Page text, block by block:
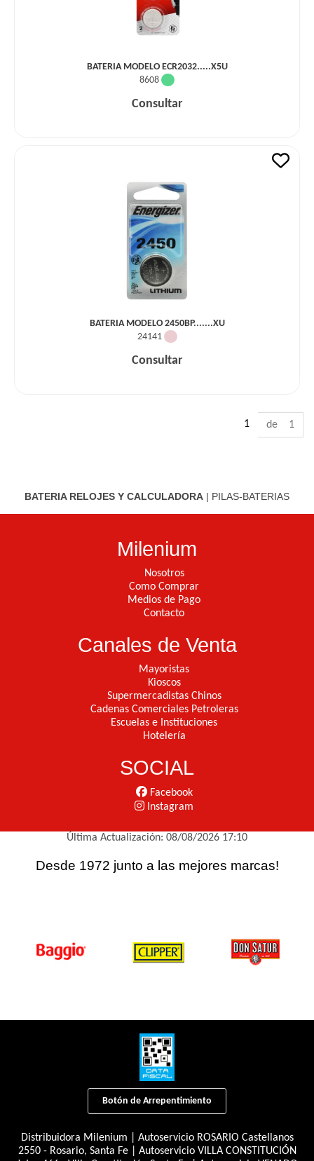
BATERIA MODELO ECR2032.....X5U
8608
Consultar
BATERIA MODELO 2450BP.......XU
24141
Consultar
1 de 1
BATERIA RELOJES Y CALCULADORA | PILAS-BATERIAS
Milenium
Nosotros
Como Comprar
Medios de Pago
Contacto
Canales de Venta
Mayoristas
Kioscos
Supermercadistas Chinos
Cadenas Comerciales Petroleras
Escuelas e Instituciones
Hotelería
SOCIAL
Facebook
Instagram
Última Actualización: 08/08/2026 17:10
Desde 1972 junto a las mejores marcas!
Botón de Arrepentimiento
Distribuidora Milenium | Autoservicio ROSARIO Castellanos
2550 - Rosario, Santa Fe | Autoservicio VILLA CONSTITUCIÓN